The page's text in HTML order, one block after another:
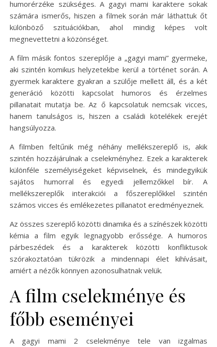
humorérzéke szükséges. A gagyi mami karaktere sokak
számára ismerős, hiszen a filmek során már láthattuk őt
különböző szituációkban, ahol mindig képes volt
megnevettetni a közönséget.
A film másik fontos szereplője a „gagyi mami” gyermeke,
aki szintén komikus helyzetekbe kerül a történet során. A
gyermek karaktere gyakran a szülője mellett áll, és a két
generáció közötti kapcsolat humoros és érzelmes
pillanatait mutatja be. Az ő kapcsolatuk nemcsak vicces,
hanem tanulságos is, hiszen a családi kötelékek erejét
hangsúlyozza.
A filmben feltűnik még néhány mellékszereplő is, akik
szintén hozzájárulnak a cselekményhez. Ezek a karakterek
különféle személyiségeket képviselnek, és mindegyikük
sajátos humorral és egyedi jellemzőkkel bír. A
mellékszereplők interakciói a főszereplőkkel szintén
számos vicces és emlékezetes pillanatot eredményeznek.
Az összes szereplő közötti dinamika és a színészek közötti
kémia a film egyik legnagyobb erőssége. A humoros
párbeszédek és a karakterek közötti konfliktusok
szórakoztatóan tükrözik a mindennapi élet kihívásait,
amiért a nézők könnyen azonosulhatnak velük.
A film cselekménye és
főbb eseményei
A gagyi mami 2 cselekménye tele van izgalmas